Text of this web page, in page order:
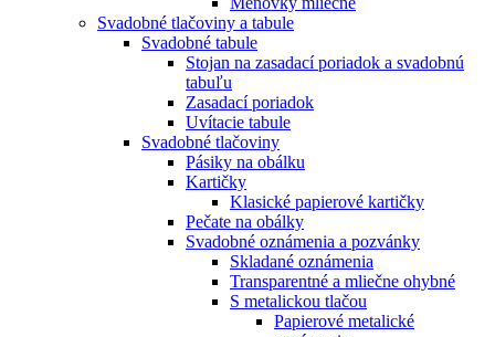
Svadobné tlačoviny a tabule
Svadobné tabule
Stojan na zasadací poriadok a svadobnú
tabuľu
Zasadací poriadok
Uvítacie tabule
Svadobné tlačoviny
Pásiky na obálku
Kartičky
Klasické papierové kartičky
Pečate na obálky
Svadobné oznámenia a pozvánky
Skladané oznámenia
Transparentné a mliečne ohybné
S metalickou tlačou
Papierové metalické